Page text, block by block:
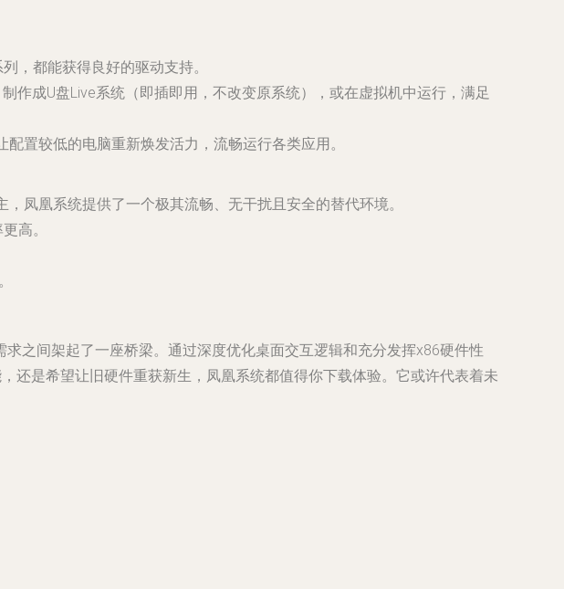
，都能获得良好的驱动支持。
作成U盘Live系统（即插即用，不改变原系统），或在虚拟机中运行，满足
置较低的电脑重新焕发活力，流畅运行各类应用。
凤凰系统提供了一个极其流畅、无干扰且安全的替代环境。
高。
之间架起了一座桥梁。通过深度优化桌面交互逻辑和充分发挥x86硬件性
还是希望让旧硬件重获新生，凤凰系统都值得你下载体验。它或许代表着未